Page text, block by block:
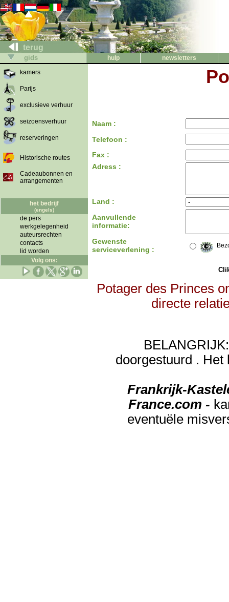
terug
gids hulp
newsletters
kamers
Parijs
exclusieve verhuur
seizoensverhuur
reserveringen
Historische routes
Cadeaubonnen en
arrangementen
het bedrijf
(engels)
de pers
werkgelegenheid
auteursrechten
contacts
lid worden
Volg ons:
Naam :
Telefoon :
Fax :
Adress :
Land :
Aanvullende
informatie:
Gewenste
serviceverlening :
Potager des Princes
directe
doorgestuurd . Het
Frankrijk-
France.com -
eventuële